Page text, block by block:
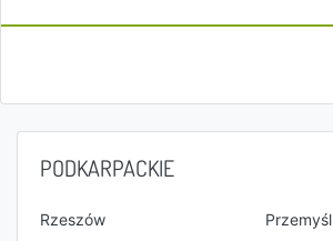
PODKARPACKIE
Rzeszów
Przemyśl